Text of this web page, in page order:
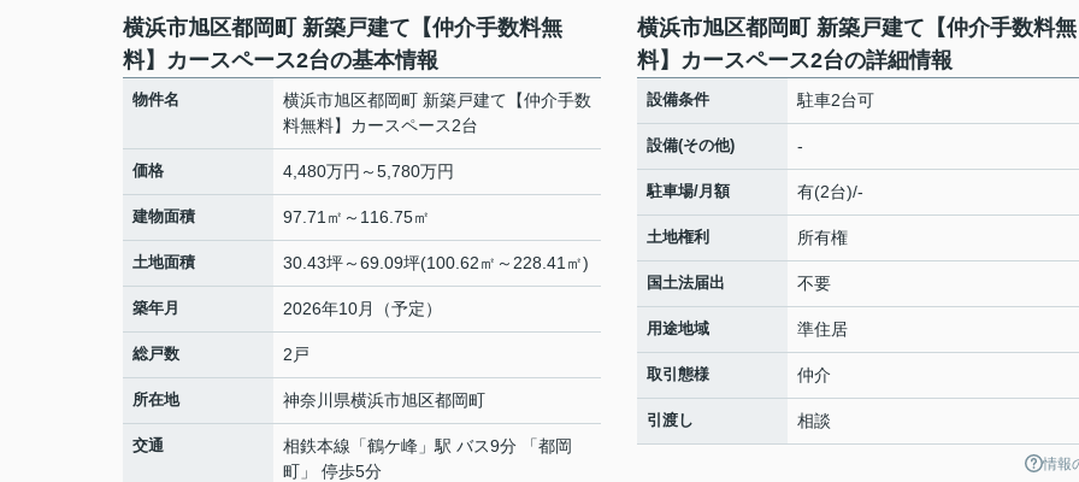
横浜市旭区都岡町 新築戸建て【仲介手数料無
料】カースペース2台の基本情報
物件名
横浜市旭区都岡町 新築戸建て【仲介手数
料無料】カースペース2台
価格 4,480万円～5,780万円
建物面積 97.71㎡～116.75㎡
土地面積 30.43坪～69.09坪(100.62㎡～228.41㎡)
築年月 2026年10月（予定）
総戸数 2戸
所在地 神奈川県横浜市旭区都岡町
交通 相鉄本線 「鶴ケ峰 」駅 バス9分 「都岡
町」 停歩5分
横浜市旭区都岡町 新築戸建て【仲介手数料無
料】カースペース2台の詳細情報
設備条件 駐車2台可
設備(その他) -
駐車場/月額 有(2台)/-
土地権利 所有権
国土法届出 不要
用途地域 準住居
取引態様 仲介
引渡し 相談
情報